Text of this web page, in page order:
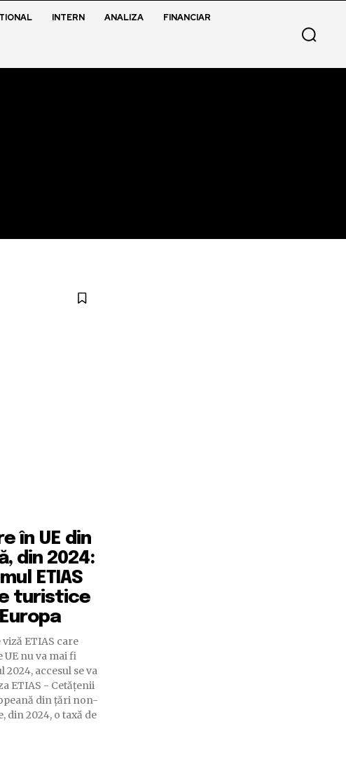
INTERN ANALIZA FINANCIAR
în UE din
din 2024:
ETIAS
turistice
ETIAS care
nu va mai fi
accesul se va
din țări non-
din 2024, o taxă de